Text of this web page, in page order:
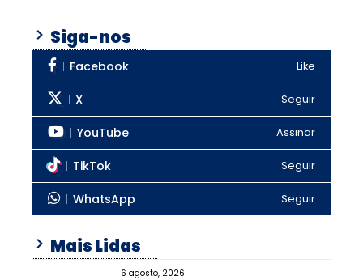
Siga-nos
Facebook Like
X Seguir
YouTube Assinar
TikTok Seguir
WhatsApp Seguir
Mais Lidas
6 agosto, 2026